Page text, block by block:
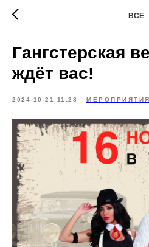
ВСЕ
Гангстерская
ждёт вас!
2024-10-21 11:28 МЕРОПРИЯТИЯ